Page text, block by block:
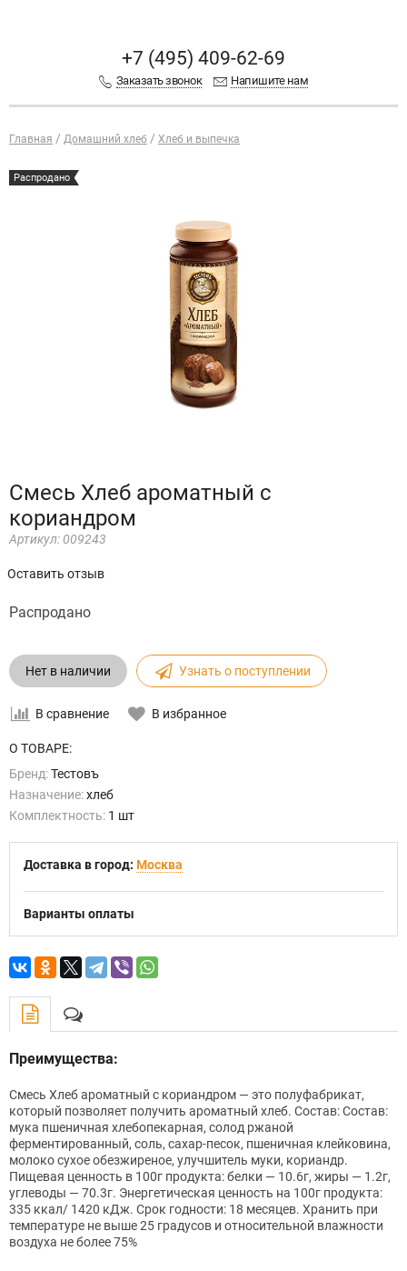
+7 (495) 409-62-69
Заказать звонок Напишите нам
Главная Домашний хлеб Хлеб и выпечка
Распродано
Смесь Хлеб ароматный с
кориандром
Артикул: 009243
Оставить отзыв
Распродано
Нет в наличии Узнать о поступлении
В сравнение В избранное
О ТОВАРЕ:
Бренд:Тестовъ
Назначение:хлеб
Комплектность: 1 шт
Доставка в город: Москва
Варианты оплаты
Преимущества:
Смесь Хлеб ароматный с кориандром — это полуфабрикат,
который позволяет получить ароматный хлеб. Состав: Состав:
мука пшеничная хлебопекарная, солод ржаной
ферментированный, соль, сахар-песок, пшеничная клейковина,
молоко сухое обезжиреное, улучшитель муки, кориандр.
Пищевая ценность в 100г продукта: белки — 10.6г, жиры — 1.2г,
углеводы — 70.3г. Энергетическая ценность на 100г продукта:
335 ккал/ 1420 кДж. Срок годности: 18 месяцев. Хранить при
температуре не выше 25 градусов и относительной влажности
воздуха не более 75%